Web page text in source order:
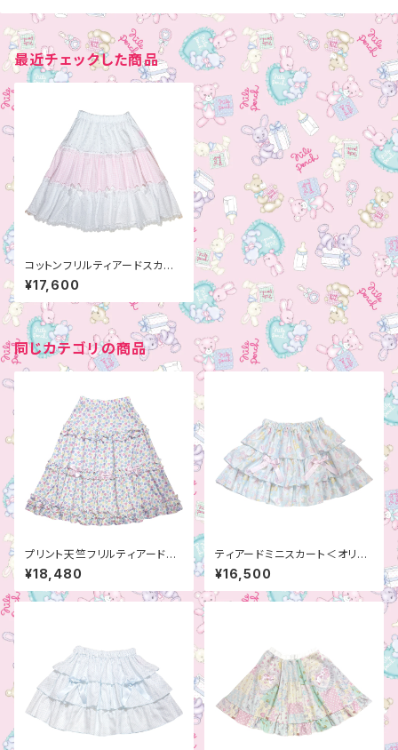
最近チェックした商品
コットンフリルティアードスカー
ト
¥17,600
同じカテゴリの商品
プリント天竺フリルティアードス
カート
¥18,480
ティアードミニスカート＜オリジ
ナルプリント＞
¥16,500